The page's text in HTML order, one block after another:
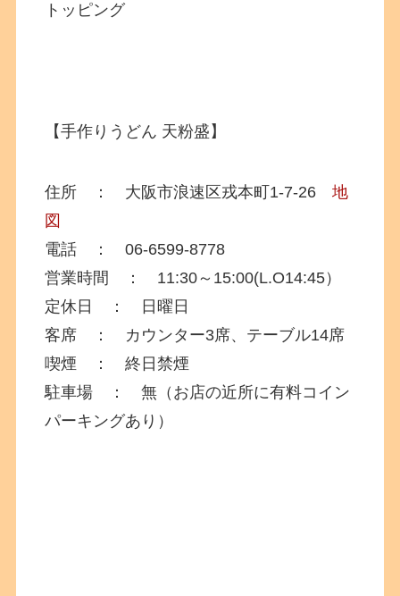
トッピング
【手作りうどん 天粉盛】
住所 ： 大阪市浪速区戎本町1-7-26地
図
電話 ： 06-6599-8778
営業時間 ： 11:30～15:00(L.O14:45）
定休日 ： 日曜日
客席 ： カウンター3席、テーブル14席
喫煙 ： 終日禁煙
駐車場 ： 無（お店の近所に有料コイン
パーキングあり）